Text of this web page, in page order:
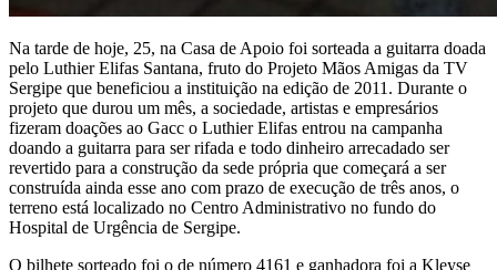
Na tarde de hoje, 25, na Casa de Apoio foi sorteada a guitarra doada
pelo Luthier Elifas Santana, fruto do Projeto Mãos Amigas da TV
Sergipe que beneficiou a instituição na edição de 2011. Durante o
projeto que durou um mês, a sociedade, artistas e empresários
fizeram doações ao Gacc o Luthier Elifas entrou na campanha
doando a guitarra para ser rifada e todo dinheiro arrecadado ser
revertido para a construção da sede própria que começará a ser
construída ainda esse ano com prazo de execução de três anos, o
terreno está localizado no Centro Administrativo no fundo do
Hospital de Urgência de Sergipe.
O bilhete sorteado foi o de número 4161 e ganhadora foi a Kleyse